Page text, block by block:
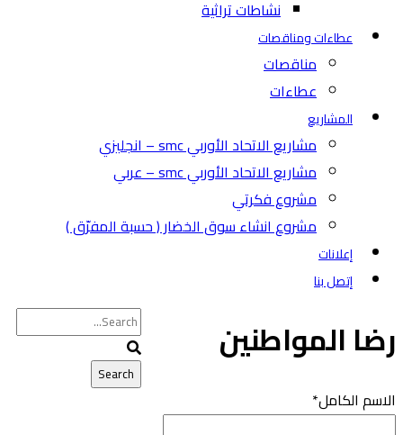
نشاطات تراثية
عطاءات ومناقصات
مناقصات
عطاءات
المشاريع
مشاريع الاتحاد الأوربي smc – انجليزي
مشاريع الاتحاد الأوربي smc – عربي
مشروع فكرتي
مشروع انشاء سوق الخضار ( حسبة المفرّق )
إعلانات
إتصل بنا
رضا المواطنين
الاسم الكامل*